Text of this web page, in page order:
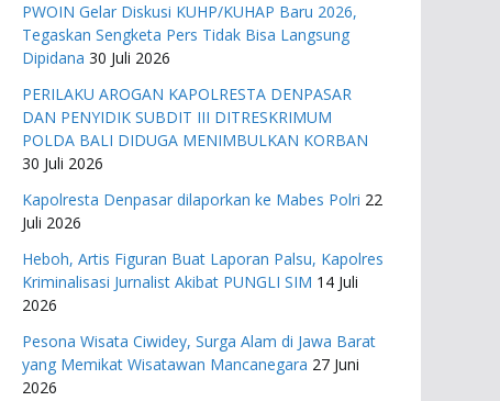
PWOIN Gelar Diskusi KUHP/KUHAP Baru 2026,
Tegaskan Sengketa Pers Tidak Bisa Langsung
Dipidana 30 Juli 2026
PERILAKU AROGAN KAPOLRESTA DENPASAR
DAN PENYIDIK SUBDIT III DITRESKRIMUM
POLDA BALI DIDUGA MENIMBULKAN KORBAN
30 Juli 2026
Kapolresta Denpasar dilaporkan ke Mabes Polri 22
Juli 2026
Heboh, Artis Figuran Buat Laporan Palsu, Kapolres
Kriminalisasi Jurnalist Akibat PUNGLI SIM 14 Juli
2026
Pesona Wisata Ciwidey, Surga Alam di Jawa Barat
yang Memikat Wisatawan Mancanegara 27 Juni
2026